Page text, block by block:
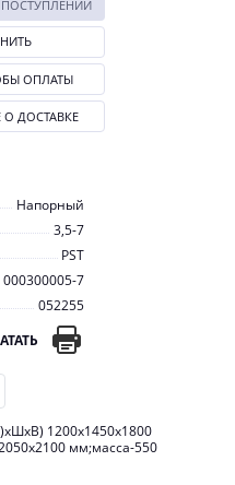
Напорный
3,5-7
PST
000300005-7
052255
ОПЛАТЫ
ДОСТАВКЕ
1200х1450х1800
мм;масса-550